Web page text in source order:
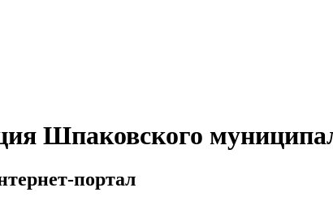
Шпаковского
портал